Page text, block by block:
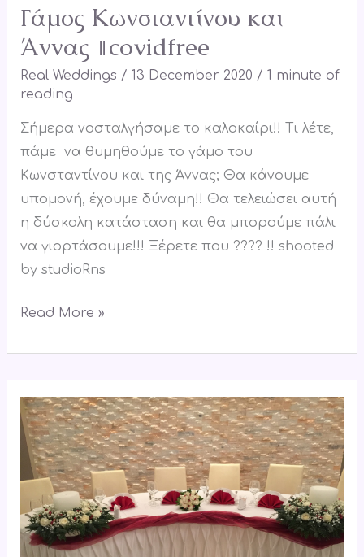
Γάμος Κωνσταντίνου και
Άννας #covidfree
Real Weddings / 13 December 2020 / 1 minute of
reading
Σήμερα νοσταλγήσαμε τo καλοκαίρι!! Τι λέτε,
πάμε να θυμηθούμε το γάμο του
Κωνσταντίνου και της Άννας; Θα κάνουμε
υπομονή, έχουμε δύναμη!! Θα τελειώσει αυτή
η δύσκολη κατάσταση και θα μπορούμε πάλι
να γιορτάσουμε!!! Ξέρετε που ???? !! shooted
by studioRns
Γάμος
Κωνσταντίνου
Άννας
Read More »
Χριστουγεννιάτικος
γάμος